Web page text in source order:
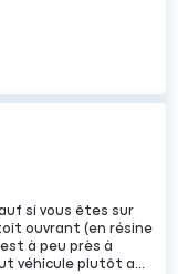
si vous êtes sur
ouvrant (en résine
à peu près à
véhicule plutôt a...